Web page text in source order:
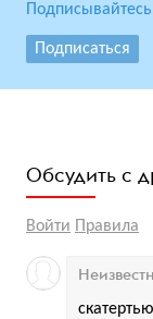
Подписаться
Обсудить с
Войти Правила